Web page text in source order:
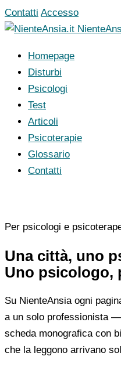
Vai
al
Contatti Accesso
Homepage
Disturbi
Psicologi
Test
Articoli
Psicoterapie
Glossario
Contatti
Per psicologi e
Una città, uno
Uno psicologo,
Su NienteAnsia ogni
a un solo professionista
scheda monografica con
che la leggono arrivano